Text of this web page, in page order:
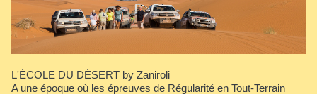
L'ÉCOLE DU DÉSERT by Zaniroli
A une époque où les épreuves de Régularité en Tout-Terrain